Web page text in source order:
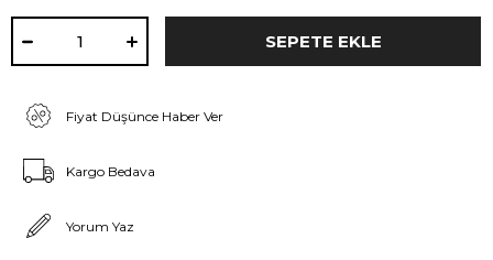
Fiyat Düşünce Haber Ver
Kargo Bedava
Yorum Yaz